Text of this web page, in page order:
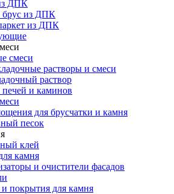
ДПК
из ДПК
из ДПК
смеси
растворы и смеси
раствор
и каминов
для брусчатки и камня
песок
клей
камня
и очистители фасадов
покрытия для камня